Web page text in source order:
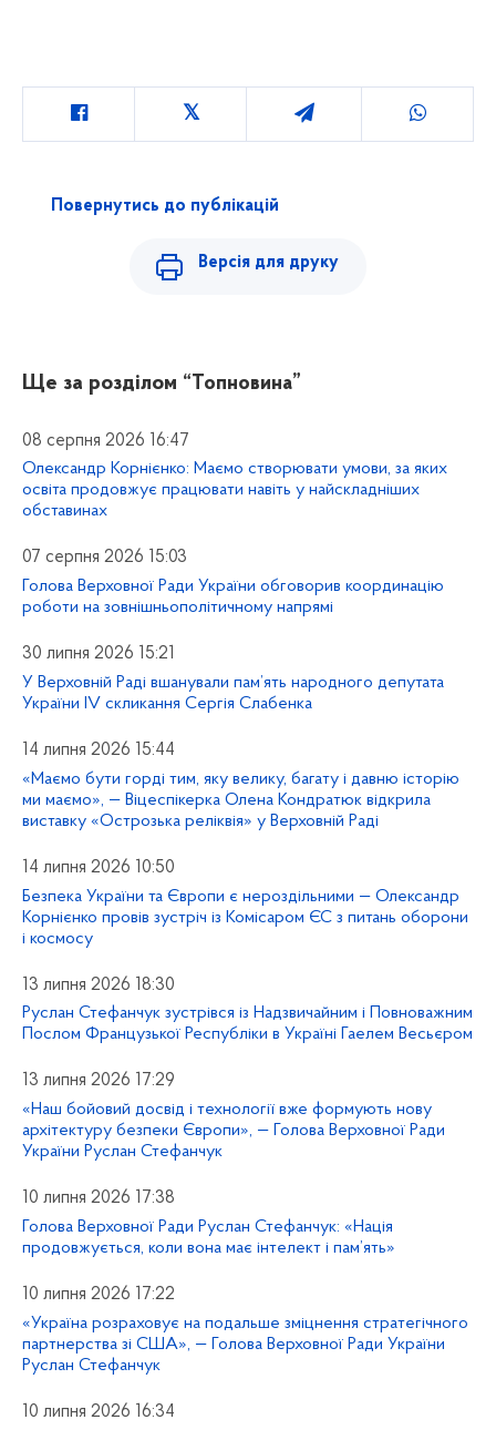
Повернутись до публікацій
Версія для друку
Ще за розділом “Топновина”
08 серпня 2026 16:47
Олександр Корнієнко: Маємо створювати умови, за яких
освіта продовжує працювати навіть у найскладніших
обставинах
07 серпня 2026 15:03
Голова Верховної Ради України обговорив координацію
роботи на зовнішньополітичному напрямі
30 липня 2026 15:21
У Верховній Раді вшанували пам’ять народного депутата
України IV скликання Сергія Слабенка
14 липня 2026 15:44
«Маємо бути горді тим, яку велику, багату і давню історію
ми маємо», — Віцеспікерка Олена Кондратюк відкрила
виставку «Острозька реліквія» у Верховній Раді
14 липня 2026 10:50
Безпека України та Європи є нероздільними — Олександр
Корнієнко провів зустріч із Комісаром ЄС з питань оборони
і космосу
13 липня 2026 18:30
Руслан Стефанчук зустрівся із Надзвичайним і Повноважним
Послом Французької Республіки в Україні Гаелем Весьєром
13 липня 2026 17:29
«Наш бойовий досвід і технології вже формують нову
архітектуру безпеки Європи», — Голова Верховної Ради
України Руслан Стефанчук
10 липня 2026 17:38
Голова Верховної Ради Руслан Стефанчук: «Нація
продовжується, коли вона має інтелект і пам’ять»
10 липня 2026 17:22
«Україна розраховує на подальше зміцнення стратегічного
партнерства зі США», — Голова Верховної Ради України
Руслан Стефанчук
10 липня 2026 16:34